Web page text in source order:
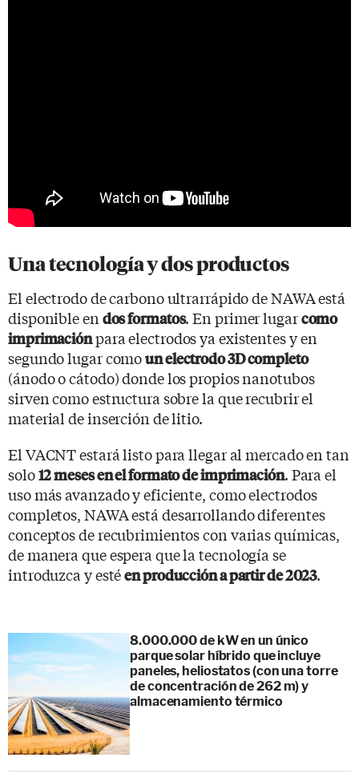
Una tecnología y dos productos
El electrodo de carbono ultrarrápido de NAWA está
disponible en dos formatos. En primer lugarcomo
imprimaciónpara electrodos ya existentes y en
segundo lugar comoun electrodo 3D completo
(ánodo o cátodo) donde los propios nanotubos
sirven como estructura sobre la que recubrir el
material de inserción de litio.
El VACNT estará listo para llegar al mercado en tan
solo12 meses en el formato de imprimación. Para el
uso más avanzado y eficiente, como electrodos
completos, NAWA está desarrollando diferentes
conceptos de recubrimientos con varias químicas,
de manera que espera que la tecnología se
introduzca y estéen producción a partir de 2023.
8.000.000 de kW en un único
parque solar híbrido que incluye
paneles, heliostatos (con una torre
de concentración de 262 m) y
almacenamiento térmico